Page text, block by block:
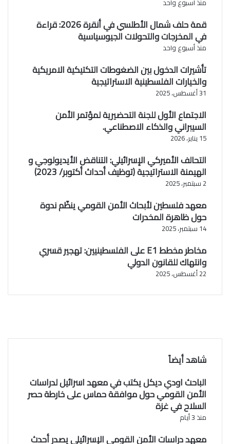
منذ أسبوع واحد
قمة حلف شمال الأطلسي في أنقرة 2026: قراءة
في المخرجات والتحولات الجيوسياسية
منذ أسبوع واحد
تأشيرات الدخول بين الضغوطات التكتيكية الامريكية
والخيارات الفلسطينية الاستراتيجية
31 أغسطس، 2025
الاجتماع الأول للجنة التحضيرية لمؤتمر الأمن
السيبراني والذكاء الاصطناعي.
15 يناير، 2026
التحالف الأميركي الإسرائيلي: التناقض الأيديولوجي و
الهيمنة الاستراتيجية (توظيف أحداث أكتوبر/ 2023)
2 سبتمبر، 2025
معهد فلسطين لأبحاث الأمن القومي ينظّم ندوة
حول ظاهرة المخدرات
14 سبتمبر، 2025
مخاطر مخطط E1 على الفلسطينيين: تهجير قسري
وانتهاك للقانون الدولي
22 أغسطس، 2025
شاهد أيضاً
الباحث اودي ديكل يكتب في معهد اسرائيل لدراسات
الأمن القومي حول موافقة حماس على خارطة حصر
السلاح في غزة
منذ 3 أيام
معهد دراسات الأمن القومي الإسرائيلي يصدر أحدث